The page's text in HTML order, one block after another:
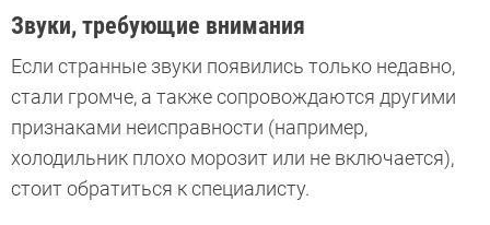
Звуки, требующие внимания
Если странные звуки появились только недавно,
стали громче, а также сопровождаются другими
признаками неисправности (например,
холодильник плохо морозит или не включается),
стоит обратиться к специалисту.